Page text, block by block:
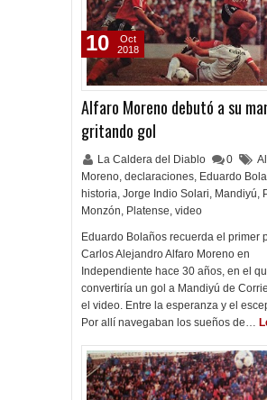
Alfaro Moreno debutó a su
gritando gol
La Caldera del Diablo 0
Moreno, declaraciones, Eduardo
historia, Jorge Indio Solari, Mandiyú,
Monzón, Platense, video
Eduardo Bolaños recuerda el primer
Carlos Alejandro Alfaro Moreno en
Independiente hace 30 años, en el
convertiría un gol a Mandiyú de
el video. Entre la esperanza y el
Por allí navegaban los sueños de…
10
Oct
2018